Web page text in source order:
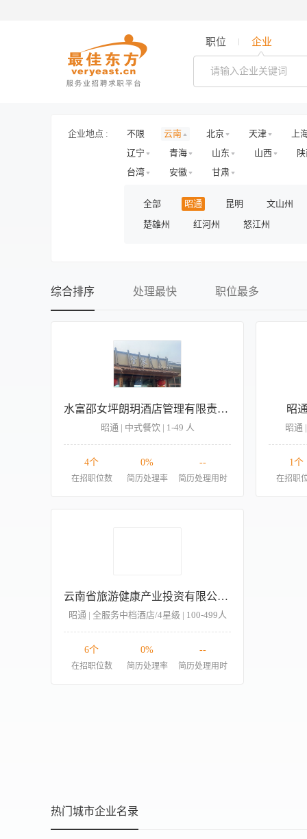
职位 企业
企业地点 : 不限 云南 北京 天津
上
辽宁
青海 山东 山西
台湾
安徽 甘肃
全部 昭通 昆明
文山州
楚雄州
红河州 怒江州
综合排序 处理最快 职位最多
水富邵女坪朗玥酒店管理有限责任公司
昭通 | 中式餐饮 | 1-49 人
4个
在招职位数
0%
简历处理率
--
简历处理用时
昭
昭通
1个
在招职
云南省旅游健康产业投资有限公司巧家分公司（金沙酒店）
昭通 | 全服务中档酒店/4星级 | 100-499人
6个
在招职位数
0%
简历处理率
--
简历处理用时
热门城市企业名录